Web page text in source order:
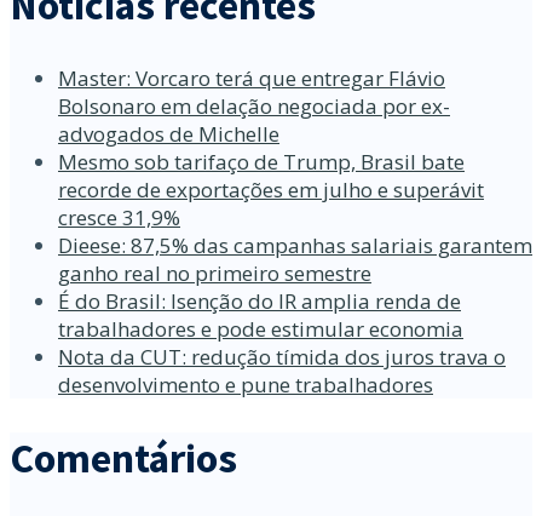
Master: Vorcaro terá que entregar Flávio
Bolsonaro em delação negociada por ex-
advogados de Michelle
Mesmo sob tarifaço de Trump, Brasil bate
recorde de exportações em julho e superávit
cresce 31,9%
Dieese: 87,5% das campanhas salariais garantem
ganho real no primeiro semestre
É do Brasil: Isenção do IR amplia renda de
trabalhadores e pode estimular economia
Nota da CUT: redução tímida dos juros trava o
desenvolvimento e pune trabalhadores
Comentários